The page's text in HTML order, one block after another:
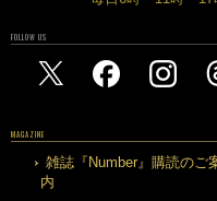
FOLLOW US
MAGAZINE
雑誌『Number』購読のご
内